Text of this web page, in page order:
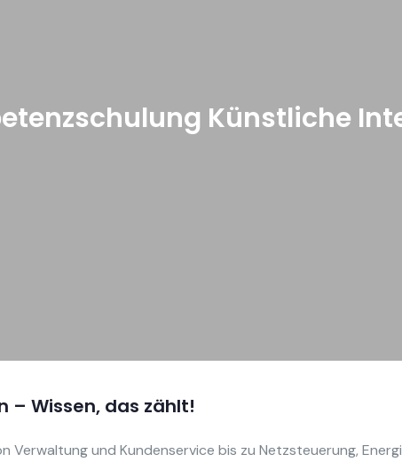
Künstliche
– Wissen, das zählt!
Verwaltung und Kundenservice bis zu Netzsteuerung,